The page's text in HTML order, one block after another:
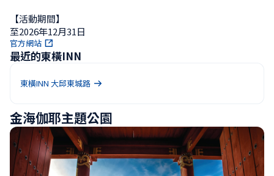
【活動期間】
至2026年12月31日
官方網站
最近的東橫INN
東橫INN 大邱東城路
金海伽耶主題公園